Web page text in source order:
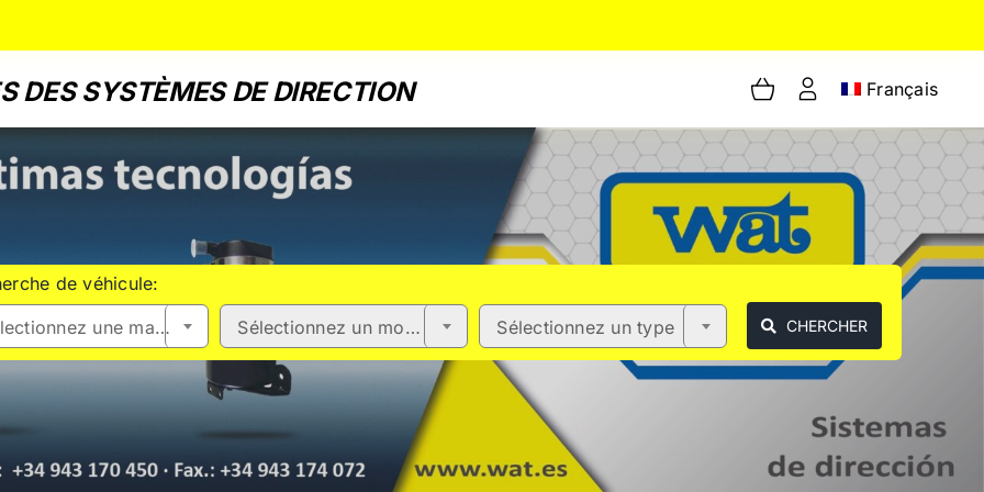
DES SYSTÈMES DE DIRECTION Français
de véhicule:
Sélectionnez une marque Sélectionnez un modèle Sélectionnez un type CHERCHER